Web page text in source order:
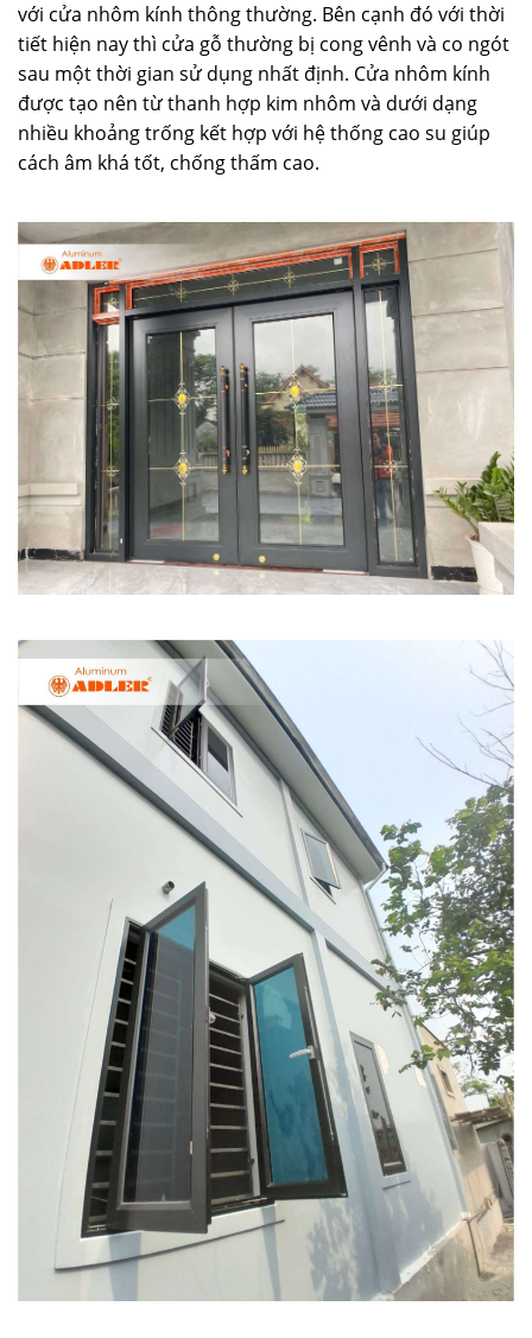
với cửa nhôm kính thông thường. Bên cạnh đó với thời
tiết hiện nay thì cửa gỗ thường bị cong vênh và co ngót
sau một thời gian sử dụng nhất định. Cửa nhôm kính
được tạo nên từ thanh hợp kim nhôm và dưới dạng
nhiều khoảng trống kết hợp với hệ thống cao su giúp
cách âm khá tốt, chống thấm cao.